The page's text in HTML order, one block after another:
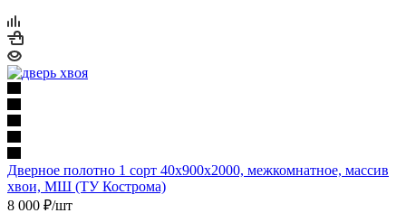
Дверное полотно 1 сорт 40х900х2000, межкомнатное, массив
хвои, МШ (ТУ Кострома)
8 000 ₽/шт